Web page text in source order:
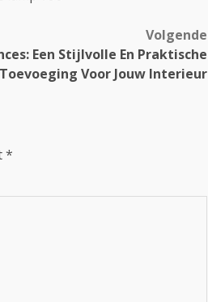
Volgende
Een Stijlvolle En Praktische
Toevoeging Voor Jouw Interieur
*